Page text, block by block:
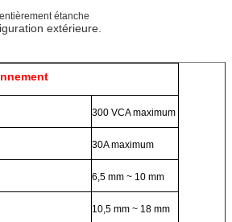
étanche
extérieure.
300 VCA maximum
30A maximum
6,5 mm ~ 10 mm
10,5 mm ~ 18 mm